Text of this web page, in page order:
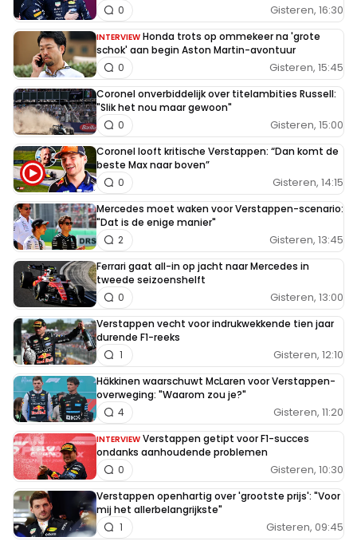
Gisteren, 16:30
0
INTERVIEW Honda trots op ommekeer na 'grote
schok' aan begin Aston Martin-avontuur
Gisteren, 15:45
0
Coronel onverbiddelijk over titelambities Russell:
"Slik het nou maar gewoon"
Gisteren, 15:00
0
Coronel looft kritische Verstappen: “Dan komt de
beste Max naar boven”
Gisteren, 14:15
0
Mercedes moet waken voor Verstappen-scenario:
"Dat is de enige manier"
Gisteren, 13:45
2
Ferrari gaat all-in op jacht naar Mercedes in
tweede seizoenshelft
Gisteren, 13:00
0
Verstappen vecht voor indrukwekkende tien jaar
durende F1-reeks
Gisteren, 12:10
1
Häkkinen waarschuwt McLaren voor Verstappen-
overweging: "Waarom zou je?"
Gisteren, 11:20
4
INTERVIEW Verstappen getipt voor F1-succes
ondanks aanhoudende problemen
Gisteren, 10:30
0
Verstappen openhartig over 'grootste prijs': "Voor
mij het allerbelangrijkste"
Gisteren, 09:45
1